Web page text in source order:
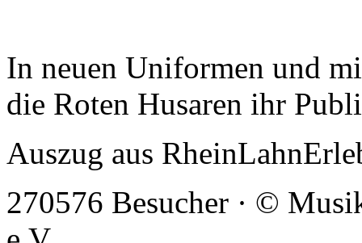
In neuen Uniformen und
die Roten Husaren ihr
Auszug aus
270576 Besucher · ©